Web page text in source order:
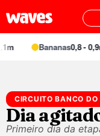
Bananas0,8 - 0,9m
CIRCUITO BANCO DO
Dia
Primeiro dia da